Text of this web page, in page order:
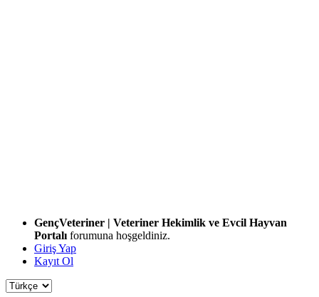
GençVeteriner | Veteriner Hekimlik ve Evcil Hayvan
Portalı forumuna hoşgeldiniz.
Giriş Yap
Kayıt Ol